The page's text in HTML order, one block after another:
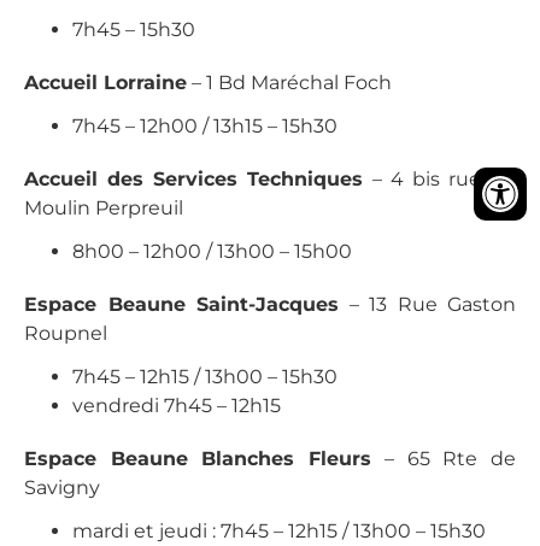
7h45 – 15h30
Accueil Lorraine – 1 Bd Maréchal Foch
7h45 – 12h00 / 13h15 – 15h30
Accueil des Services Techniques – 4 bis rue du
Moulin Perpreuil
8h00 – 12h00 / 13h00 – 15h00
Espace Beaune Saint-Jacques – 13 Rue Gaston
Roupnel
7h45 – 12h15 / 13h00 – 15h30
vendredi 7h45 – 12h15
Espace Beaune Blanches Fleurs – 65 Rte de
Savigny
mardi et jeudi : 7h45 – 12h15 / 13h00 – 15h30